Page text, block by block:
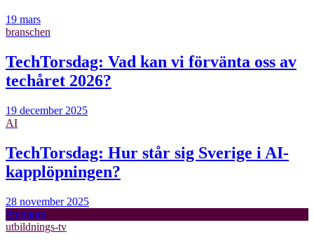
19 mars
branschen
TechTorsdag: Vad kan vi förvänta oss av
techåret 2026?
19 december 2025
AI
TechTorsdag: Hur står sig Sverige i AI-
kapplöpningen?
28 november 2025
Premium
utbildnings-tv